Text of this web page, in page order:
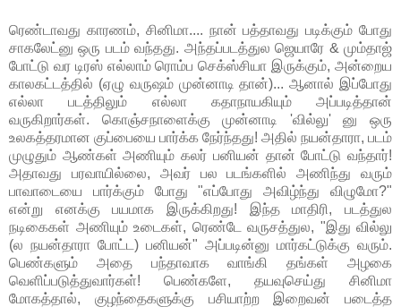
ரெண்டாவது காரணம், சினிமா.... நான் பத்தாவது படிக்கும் போது
சாகலேட்னு ஒரு படம் வந்தது. அந்தப்படத்துல ஜெயாரே & மும்தாஜ்
போட்டு வர டிரஸ் எல்லாம் ரொம்ப செக்ஸ்சியா இருக்கும், அன்றைய
காலகட்டத்தில் (ஏழு வருஷம் முன்னாடி தான்)... ஆனால் இப்போது
எல்லா படத்திலும் எல்லா கதாநாயகியும் அப்படித்தான்
வருகிறார்கள். கொஞ்சநாளைக்கு முன்னாடி 'வில்லு' னு ஒரு
உலகத்தரமான குப்பையை பார்க்க நேர்ந்தது! அதில் நயன்தாரா, படம்
முழுதும் ஆண்கள் அணியும் கலர் பனியன் தான் போட்டு வந்தார்!
அதாவது பரவாயில்லை, அவர் பல படங்களில் அணிந்து வரும்
பாவாடையை பார்க்கும் போது "எப்போது அவிழ்ந்து விழுமோ?"
என்று எனக்கு பயமாக இருக்கிறது! இந்த மாதிரி, படத்துல
நடிகைகள் அணியும் உடைகள், ரெண்டே வருசத்துல, "இது வில்லு
(ல நயன்தாரா போட்ட) பனியன்" அப்படின்னு மார்கட்டுக்கு வரும்.
பெண்களும் அதை பந்தாவாக வாங்கி தங்கள் அழகை
வெளிப்படுத்துவார்கள்! பெண்களே, தயவுசெய்து சினிமா
மோகத்தால், குழந்தைகளுக்கு பசியாற்ற இறைவன் படைத்த